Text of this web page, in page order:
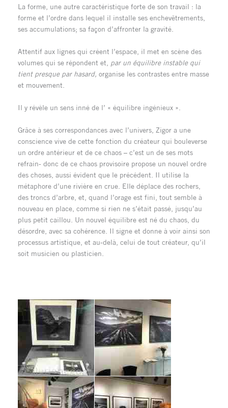
La forme, une autre caractéristique forte de son travail : la
forme et l’ordre dans lequel il installe ses enchevêtrements,
ses accumulations; sa façon d’affronter la gravité.
Attentif aux lignes qui créent l’espace, il met en scène des
volumes qui se répondent et, par un équilibre instable qui
tient presque par hasard, organise les contrastes entre masse
et mouvement.
Il y révèle un sens inné de l’ « équilibre ingénieux ».
Grâce à ses correspondances avec l’univers, Zigor a une
conscience vive de cette fonction du créateur qui bouleverse
un ordre antérieur et de ce chaos – c’est un de ses mots
refrain- donc de ce chaos provisoire propose un nouvel ordre
des choses, aussi évident que le précédent. Il utilise la
métaphore d’une rivière en crue. Elle déplace des rochers,
des troncs d’arbre, et, quand l’orage est fini, tout semble à
nouveau en place, comme si rien ne s’était passé, jusqu’au
plus petit caillou. Un nouvel équilibre est né du chaos, du
désordre, avec sa cohérence. Il signe et donne à voir ainsi son
processus artistique, et au-delà, celui de tout créateur, qu’il
soit musicien ou plasticien.